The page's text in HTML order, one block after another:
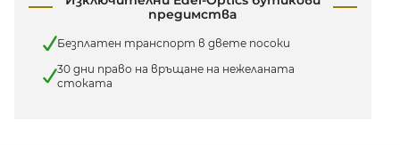
предимства
Безплатен транспорт в двете посоки
30 дни право на връщане на нежеланата
стоката